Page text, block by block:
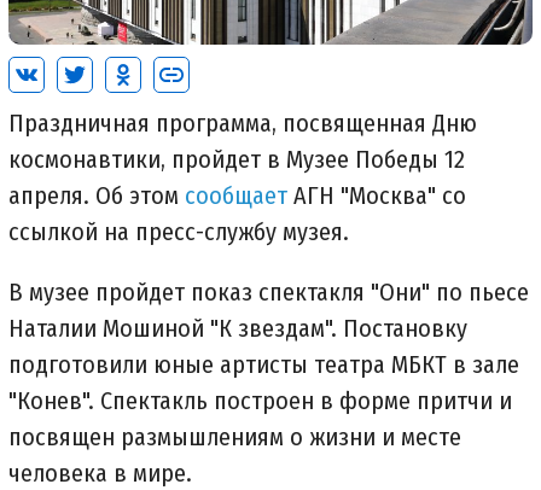
Праздничная программа, посвященная Дню
космонавтики, пройдет в Музее Победы 12
апреля. Об этом сообщает АГН "Москва" со
ссылкой на пресс-службу музея.
В музее пройдет показ спектакля "Они" по пьесе
Наталии Мошиной "К звездам". Постановку
подготовили юные артисты театра МБКТ в зале
"Конев". Спектакль построен в форме притчи и
посвящен размышлениям о жизни и месте
человека в мире.